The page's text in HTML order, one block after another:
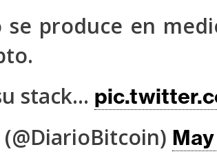
se produce en
stack…